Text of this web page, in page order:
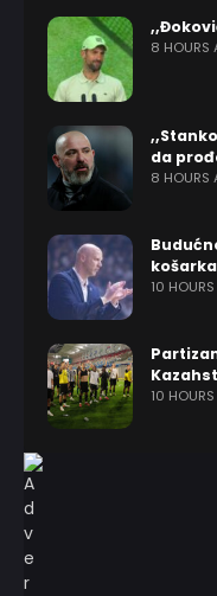
8 HOURS
da
8 HOURS
10
10